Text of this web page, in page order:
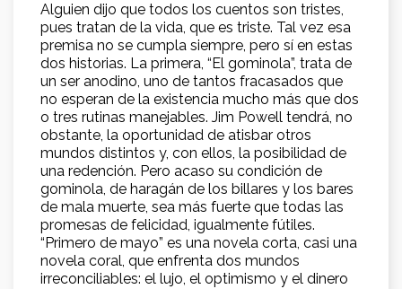
Alguien dijo que todos los cuentos son tristes,
pues tratan de la vida, que es triste. Tal vez esa
premisa no se cumpla siempre, pero sí en estas
dos historias. La primera, “El gominola”, trata de
un ser anodino, uno de tantos fracasados que
no esperan de la existencia mucho más que dos
o tres rutinas manejables. Jim Powell tendrá, no
obstante, la oportunidad de atisbar otros
mundos distintos y, con ellos, la posibilidad de
una redención. Pero acaso su condición de
gominola, de haragán de los billares y los bares
de mala muerte, sea más fuerte que todas las
promesas de felicidad, igualmente fútiles.
“Primero de mayo” es una novela corta, casi una
novela coral, que enfrenta dos mundos
irreconciliables: el lujo, el optimismo y el dinero